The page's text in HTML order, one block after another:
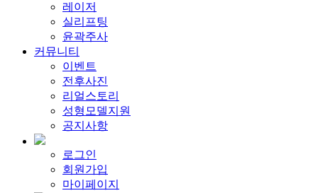
레이저
실리프팅
윤곽주사
커뮤니티
이벤트
전후사진
리얼스토리
성형모델지원
공지사항
로그인
회원가입
마이페이지